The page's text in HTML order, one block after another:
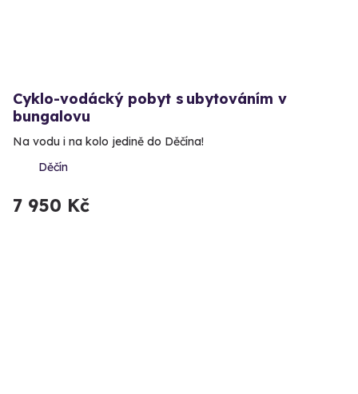
Cyklo-vodácký pobyt s ubytováním v
bungalovu
Na vodu i na kolo jedině do Děčína!
Děčín
7 950 Kč